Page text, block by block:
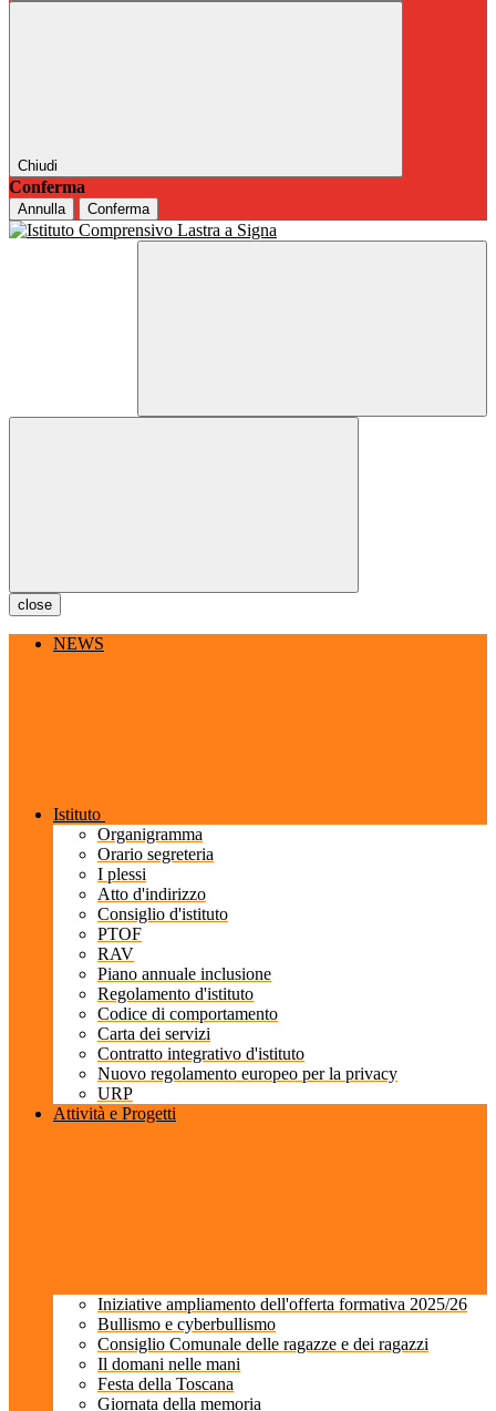
Chiudi
Conferma
Annulla Conferma
close
NEWS
Istituto
Organigramma
Orario segreteria
I plessi
Atto d'indirizzo
Consiglio d'istituto
PTOF
RAV
Piano annuale inclusione
Regolamento d'istituto
Codice di comportamento
Carta dei servizi
Contratto integrativo d'istituto
Nuovo regolamento europeo per la privacy
URP
Attività e Progetti
Iniziative ampliamento dell'offerta formativa 2025/26
Bullismo e cyberbullismo
Consiglio Comunale delle ragazze e dei ragazzi
Il domani nelle mani
Festa della Toscana
Giornata della memoria